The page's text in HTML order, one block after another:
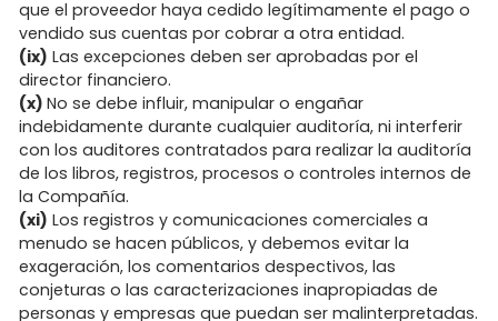
que el proveedor haya cedido legítimamente el pago o
vendido sus cuentas por cobrar a otra entidad.
(ix) Las excepciones deben ser aprobadas por el
director financiero.
(x)No se debe influir, manipular o engañar
indebidamente durante cualquier auditoría, ni interferir
con los auditores contratados para realizar la auditoría
de los libros, registros, procesos o controles internos de
la Compañía.
(xi) Los registros y comunicaciones comerciales a
menudo se hacen públicos, y debemos evitar la
exageración, los comentarios despectivos, las
conjeturas o las caracterizaciones inapropiadas de
personas y empresas que puedan ser malinterpretadas.